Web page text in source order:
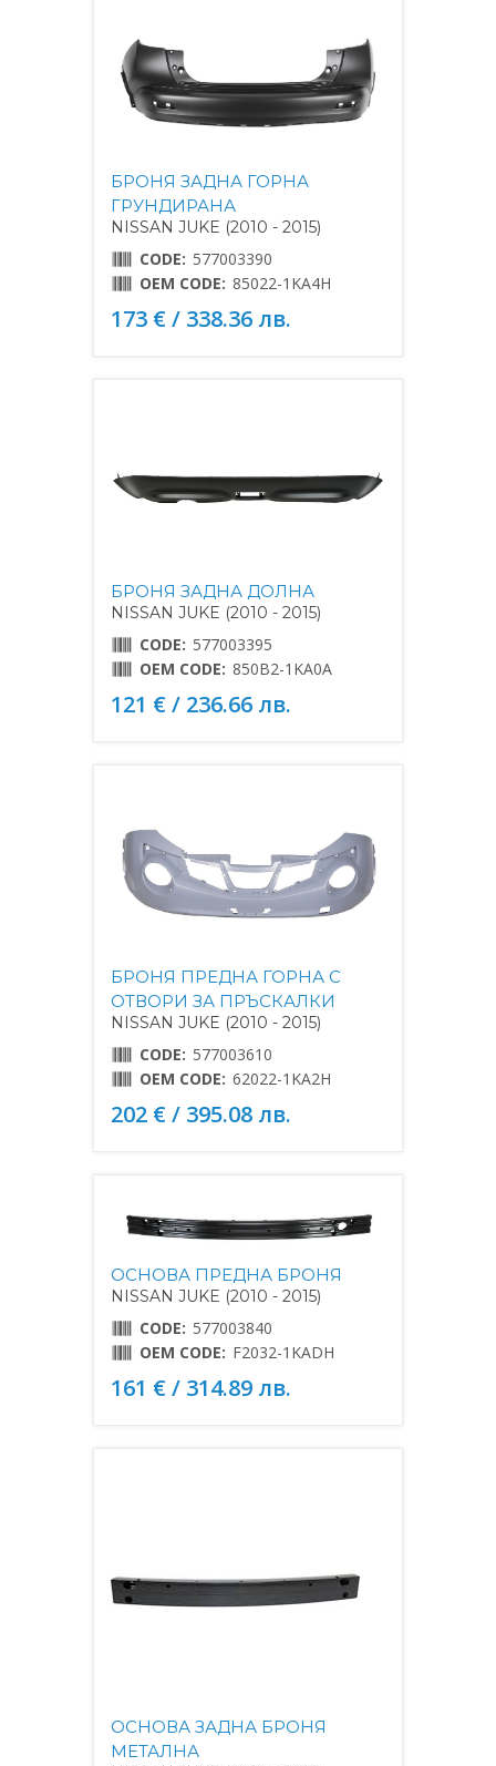
БРОНЯ ЗАДНА ГОРНА
ГРУНДИРАНА
NISSAN JUKE (2010 - 2015)
CODE: 577003390
OEM CODE: 85022-1KA4H
173 € / 338.36 лв.
БРОНЯ ЗАДНА ДОЛНА
NISSAN JUKE (2010 - 2015)
CODE: 577003395
OEM CODE: 850B2-1KA0A
121 € / 236.66 лв.
БРОНЯ ПРЕДНА ГОРНА С
ОТВОРИ ЗА ПРЪСКАЛКИ
NISSAN JUKE (2010 - 2015)
CODE: 577003610
OEM CODE: 62022-1KA2H
202 € / 395.08 лв.
ОСНОВА ПРЕДНА БРОНЯ
NISSAN JUKE (2010 - 2015)
CODE: 577003840
OEM CODE: F2032-1KADH
161 € / 314.89 лв.
ОСНОВА ЗАДНА БРОНЯ
МЕТАЛНА